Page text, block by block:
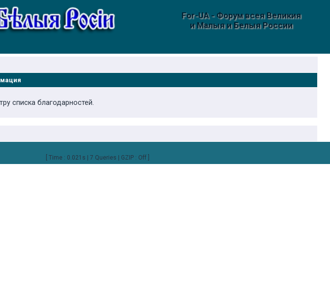
For-UA - Форум всея Великия
и Малыя и Белыя России
списка благодарностей.
[ Time : 0.021s | 7 Queries | GZIP : Off ]